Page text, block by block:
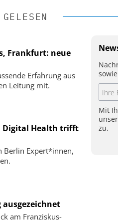
Frankfurt: neue
Erfahrung aus
Leitung mit.
Digital Health trifft
Berlin Expert*innen,
am Franziskus-
Mit
zu.